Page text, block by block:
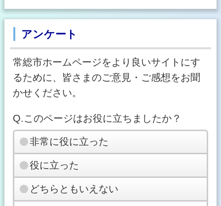
アンケート
常総市ホームページをより良いサイトにす
るために、皆さまのご意見・ご感想をお聞
かせください。
Q.このページはお役に立ちましたか？
非常に役に立った
役に立った
どちらともいえない